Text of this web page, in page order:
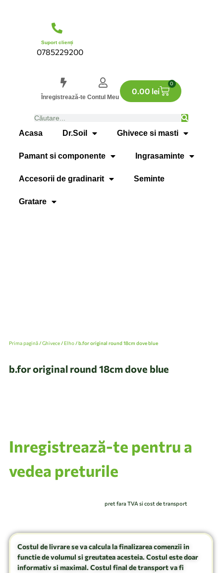
Suport clienți
0785229200
Înregistrează-te Contul Meu
0.00 lei
0
Acasa Dr.Soil Ghivece si masti
Pamant si componente Ingrasaminte
Accesorii de gradinarit Seminte
Gratare
Prima pagină/Ghivece/ Elho/ b.for original round 18cm dove blue
b.for original round 18cm dove blue
Inregistrează-te pentru a
vedea preturile
pret fara TVA si cost de transport
Costul de livrare se va calcula la finalizarea comenzii in
functie de volumul si greutatea acesteia. Costul este doar
informativ si maximal. Costul final de transport va fi